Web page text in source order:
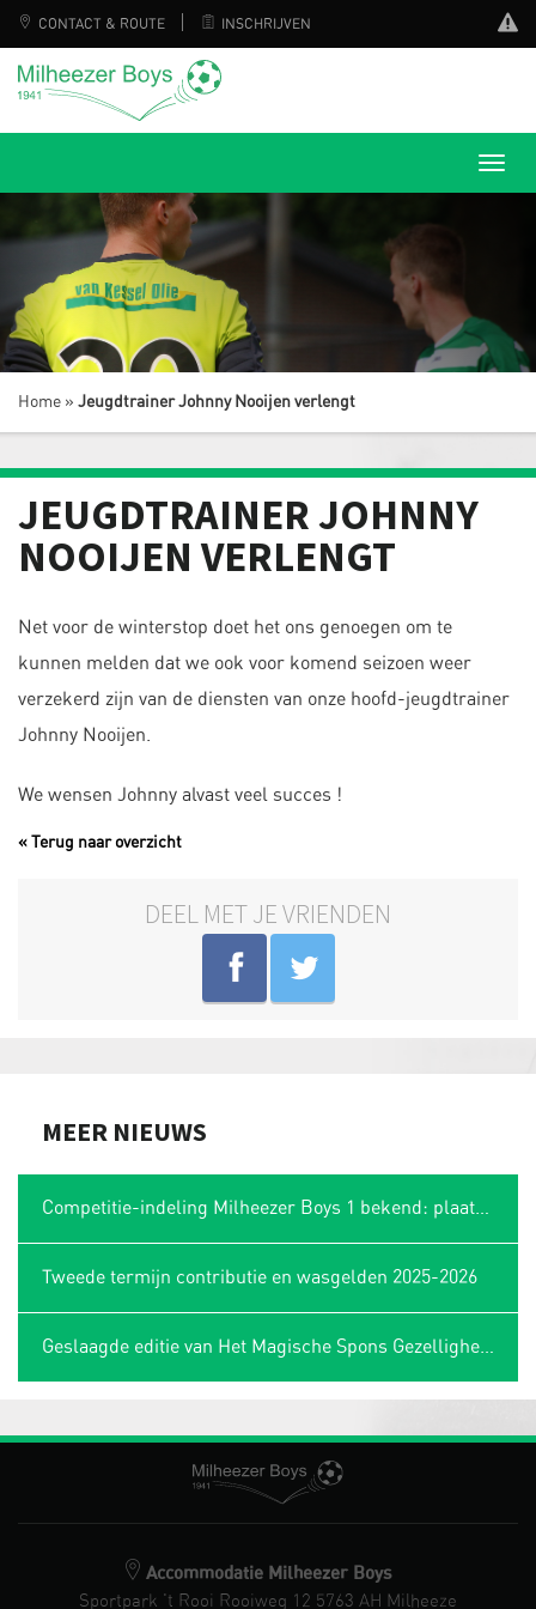
CONTACT & ROUTE INSCHRIJVEN
Home » Jeugdtrainer Johnny Nooijen verlengt
JEUGDTRAINER JOHNNY
NOOIJEN VERLENGT
Net voor de winterstop doet het ons genoegen om te
kunnen melden dat we ook voor komend seizoen weer
verzekerd zijn van de diensten van onze hoofd-jeugdtrainer
Johnny Nooijen.
We wensen Johnny alvast veel succes !
« Terug naar overzicht
DEEL MET JE VRIENDEN
MEER NIEUWS
Tweede termijn contributie en wasgelden 2025-2026
Accommodatie Milheezer Boys
Sportpark 't Rooi Rooiweg 12 5763 AH Milheeze